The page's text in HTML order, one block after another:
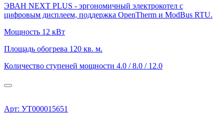
ЭВАН NEXT PLUS - эргономичный электрокотел с
цифровым дисплеем, поддержка OpenTherm и ModBus RTU.
Мощность 12 кВт
Площадь обогрева 120 кв. м.
Количество ступеней мощности 4.0 / 8.0 / 12.0
Арт: УТ000015651